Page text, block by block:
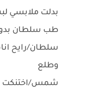
بدلت ملابسي
طب سلطان
سلطان/رايح انام يم
وطلع
شمس/اختنكت